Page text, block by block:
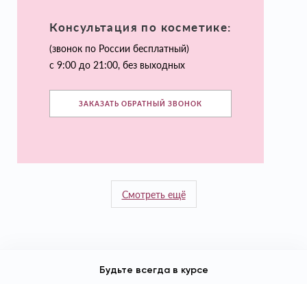
Консультация по косметике:
(звонок по России бесплатный)
с 9:00 до 21:00, без выходных
ЗАКАЗАТЬ ОБРАТНЫЙ ЗВОНОК
Смотреть ещё
Будьте всегда в курсе